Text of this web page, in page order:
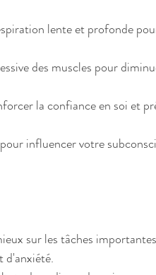
lente et profonde
des muscles pour
la confiance en soi et
influencer votre
sur les tâches
d'anxiété.